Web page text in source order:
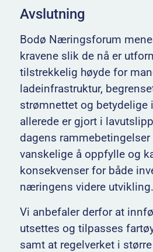
Avslutning
Bodø Næringsforum
kravene slik de nå er
tilstrekkelig høyde for
ladeinfrastruktur,
strømnettet og betydelige
allerede er gjort i
dagens
vanskelige å oppfylle og
konsekvenser for både
næringens videre utvikling.
Vi anbefaler derfor at
utsettes og tilpasses
samt at regelverket i